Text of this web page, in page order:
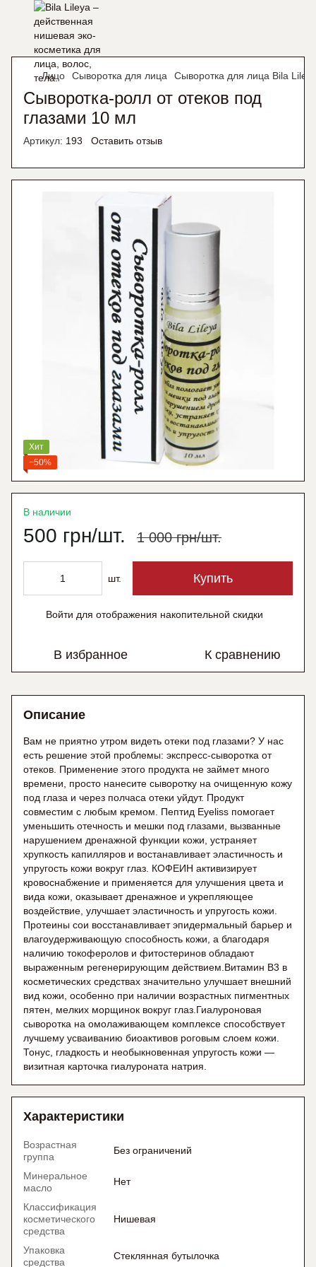
Лицо Сыворотка для лица Сыворотка для лица Bila
Сыворотка-ролл от отеков под
глазами 10 мл
Артикул: 193 Оставить отзыв
Хит
−50%
В наличии
500 грн/шт. 1 000 грн/шт.
шт. Купить
Войти для отображения накопительной скидки
В избранное К сравнению
Описание
Вам не приятно утром видеть отеки под глазами? У нас
есть решение этой проблемы: экспресс-сыворотка от
отеков. Применение этого продукта не займет много
времени, просто нанесите сыворотку на очищенную кожу
под глаза и через полчаса отеки уйдут. Продукт
совместим с любым кремом. Пептид Eyeliss помогает
уменьшить отечность и мешки под глазами, вызванные
нарушением дренажной функции кожи, устраняет
хрупкость капилляров и востанавливает эластичность и
упругость кожи вокруг глаз. КОФЕИН активизирует
кровоснабжение и применяется для улучшения цвета и
вида кожи, оказывает дренажное и укрепляющее
воздействие, улучшает эластичность и упругость кожи.
Протеины сои восстанавливает эпидермальный барьер и
влагоудерживающую способность кожи, а благодаря
наличию токоферолов и фитостеринов обладают
выраженным регенерирующим действием.Витамин В3 в
косметических средствах значительно улучшает внешний
вид кожи, особенно при наличии возрастных пигментных
пятен, мелких морщинок вокруг глаз.Гиалуроновая
сыворотка на омолаживающем комплексе способствует
лучшему усваиванию биоактивов роговым слоем кожи.
Тонус, гладкость и необыкновенная упругость кожи —
визитная карточка гиалуроната натрия.
Характеристики
Возрастная
группа
Без ограничений
Минеральное
масло
Нет
Классификация
косметического
средства
Нишевая
Упаковка
средства
Стеклянная бутылочка